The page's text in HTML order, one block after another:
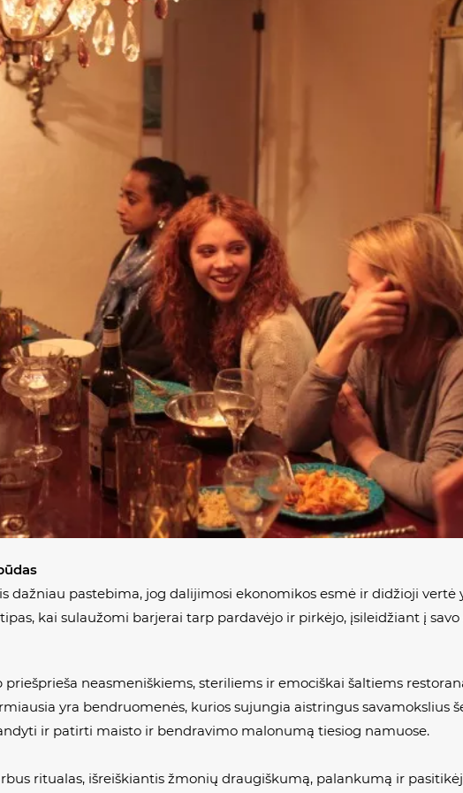
dažniau pastebima, jog dalijimosi ekonomikos esmė ir didžioji vertė
kai sulaužomi barjerai tarp pardavėjo ir pirkėjo, įsileidžiant į
neasmeniškiems, steriliems ir emociškai šaltiems
yra bendruomenės, kurios sujungia aistringus savamokslius
ir patirti maisto ir bendravimo malonumą tiesiog namuose.
ritualas, išreiškiantis žmonių draugiškumą, palankumą ir